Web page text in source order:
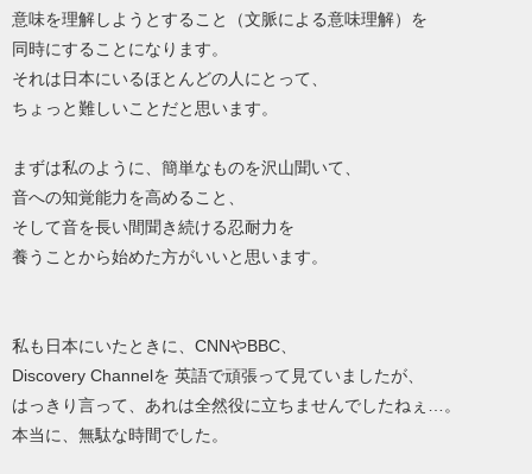
意味を理解しようとすること（文脈による意味理解）を
同時にすることになります。
それは日本にいるほとんどの人にとって、
ちょっと難しいことだと思います。
まずは私のように、簡単なものを沢山聞いて、
音への知覚能力を高めること、
そして音を長い間聞き続ける忍耐力を
養うことから始めた方がいいと思います。
私も日本にいたときに、CNNやBBC、
Discovery Channelを 英語で頑張って見ていましたが、
はっきり言って、あれは全然役に立ちませんでしたねぇ…。
本当に、無駄な時間でした。